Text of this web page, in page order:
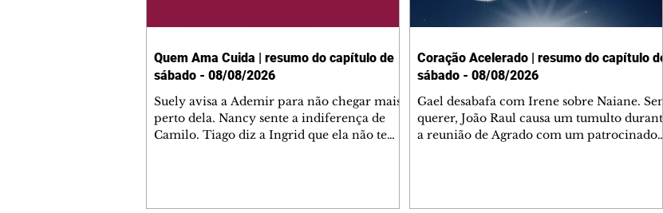
Quem Ama Cuida | resumo do capítulo de
sábado - 08/08/2026
Suely avisa a Ademir para não chegar mais
perto dela. Nancy sente a indiferença de
Camilo. Tiago diz a Ingrid que ela não tem
Coração Acelerado | resumo do capítulo de
sábado - 08/08/2026
Gael desabafa com Irene sobre Naiane. Sem
querer, João Raul causa um tumulto durante
a reunião de Agrado com um patrocinador.